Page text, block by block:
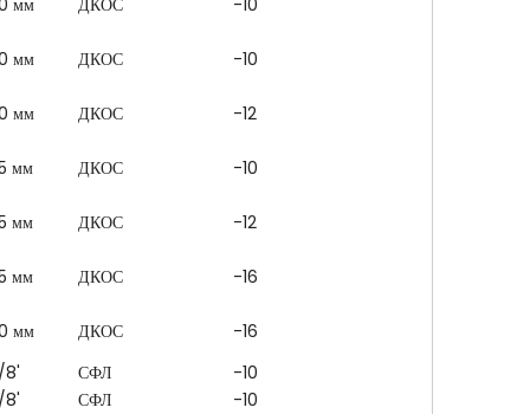
мм ДКОС -10
мм ДКОС -10
мм ДКОС -12
мм ДКОС -10
мм ДКОС -12
мм ДКОС -16
мм ДКОС
-16
8' СФЛ
-10
8' СФЛ
-10